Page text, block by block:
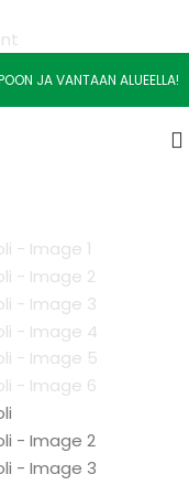
JA VANTAAN ALUEELLA!